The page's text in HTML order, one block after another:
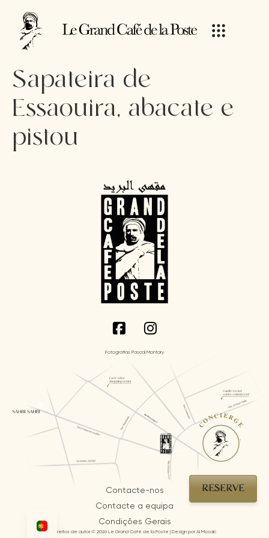
Sapateira de
Essaouira, abacate e
pistou
Contacte-nos
Contacte a equipa
Condições Gerais
Fotografias Pascal Montary
Direitos de autor © 2026 Le Grand Café de la Poste | Design por AI Mosaic
RESERVE
CONCIERGE